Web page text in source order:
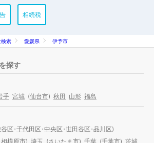
相続税
検索 愛媛県 伊予市
探す
手 宮城 (仙台市) 秋田 山形 福島
区・千代田区・中央区・世田谷区・品川区)
相模原市) 埼玉 (さいたま市) 千葉 (千葉市) 茨城